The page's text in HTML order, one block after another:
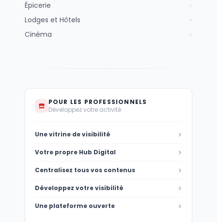
Épicerie
Lodges et Hôtels
Cinéma
POUR LES PROFESSIONNELS
Développez votre activité
Une vitrine de visibilité
Votre propre Hub Digital
Centralisez tous vos contenus
Développez votre visibilité
Une plateforme ouverte